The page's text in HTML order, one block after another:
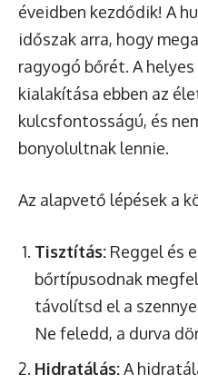
éveidben kezdődik! A
időszak arra, hogy
ragyogó bőrét. A
kialakítása ebben az
kulcsfontosságú, és
bonyolultnak lennie.
Az alapvető lépések a
Tisztítás: Reggel és
bőrtípusodnak
távolítsd el a
Ne feledd, a durva
Hidratálás:A